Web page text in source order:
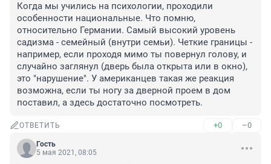
Когда мы учились на психологии, проходили
особенности национальные. Что помню,
относительно Германии. Самый высокий уровень
садизма - семейный (внутри семьи). Четкие границы -
например, если проходя мимо ты повернул голову, и
случайно заглянул (дверь была открыта или в окно),
это "нарушение". У американцев такая же реакция
возможна, если ты ногу за дверной проем в дом
поставил, а здесь достаточно посмотреть.
ОТВЕТИТЬ +0 –0
Гость
5 мая 2021, 08:05